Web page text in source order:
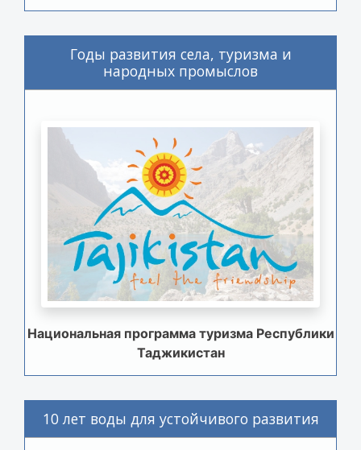
Годы развития села, туризма и
народных промыслов
Национальная программа туризма Республики
Таджикистан
10 лет воды для устойчивого развития